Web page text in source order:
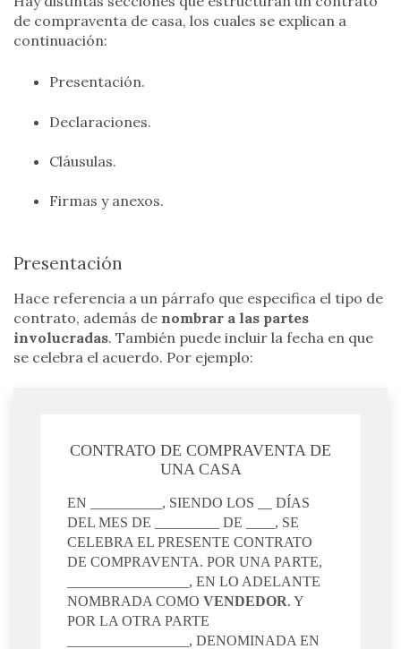
de compraventa de casa, los cuales se explican a
continuación:
Presentación.
Declaraciones.
Cláusulas.
Firmas y anexos.
Presentación
Hace referencia a un párrafo que especifica el tipo de
contrato, además de nombrar a las partes
involucradas. También puede incluir la fecha en que
se celebra el acuerdo. Por ejemplo:
CONTRATO DE COMPRAVENTA DE
UNA CASA
EN __________, SIENDO LOS __ DÍAS
DEL MES DE _________ DE ____, SE
CELEBRA EL PRESENTE CONTRATO
DE COMPRAVENTA. POR UNA PARTE,
_________________, EN LO ADELANTE
NOMBRADA COMO VENDEDOR. Y
POR LA OTRA PARTE
_________________, DENOMINADA EN